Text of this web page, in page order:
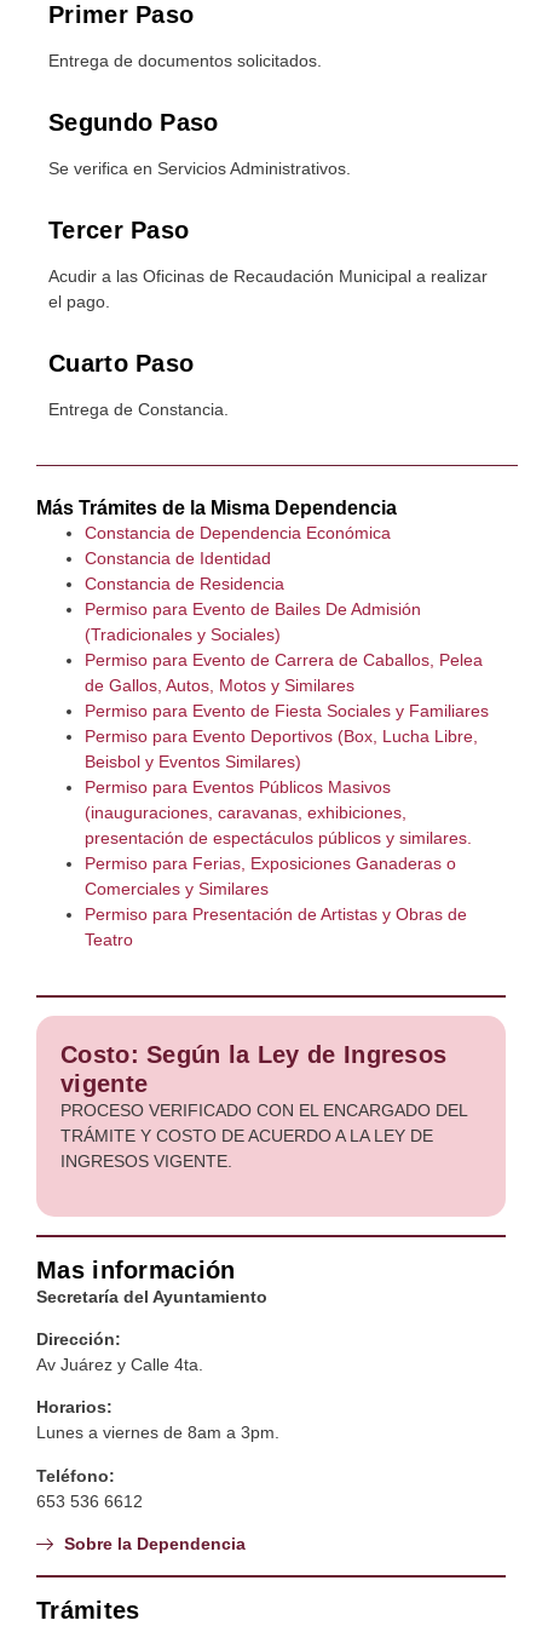
Primer Paso
Entrega de documentos solicitados.
Segundo Paso
Se verifica en Servicios Administrativos.
Tercer Paso
Acudir a las Oficinas de Recaudación Municipal a realizar
el pago.
Cuarto Paso
Entrega de Constancia.
Más Trámites de la Misma Dependencia
Constancia de Dependencia Económica
Constancia de Identidad
Constancia de Residencia
Permiso para Evento de Bailes De Admisión
(Tradicionales y Sociales)
Permiso para Evento de Carrera de Caballos, Pelea
de Gallos, Autos, Motos y Similares
Permiso para Evento de Fiesta Sociales y Familiares
Permiso para Evento Deportivos (Box, Lucha Libre,
Beisbol y Eventos Similares)
Permiso para Eventos Públicos Masivos
(inauguraciones, caravanas, exhibiciones,
presentación de espectáculos públicos y similares.
Permiso para Ferias, Exposiciones Ganaderas o
Comerciales y Similares
Permiso para Presentación de Artistas y Obras de
Teatro
Costo: Según la Ley de Ingresos
vigente
PROCESO VERIFICADO CON EL ENCARGADO DEL
TRÁMITE Y COSTO DE ACUERDO A LA LEY DE
INGRESOS VIGENTE.
Mas información
Secretaría del Ayuntamiento
Dirección:
Av Juárez y Calle 4ta.
Horarios:
Lunes a viernes de 8am a 3pm.
Teléfono:
653 536 6612
Sobre la Dependencia
Trámites